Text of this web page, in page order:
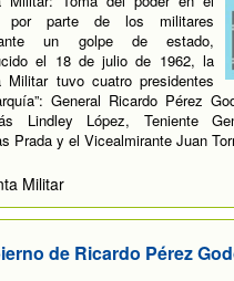
por parte de los militares
un golpe de estado,
el 18 de julio de 1962, la
Militar tuvo cuatro presidentes
General Ricardo Pérez
Lindley López, Teniente
Prada y el Vicealmirante Juan
Militar
de Ricardo Pérez